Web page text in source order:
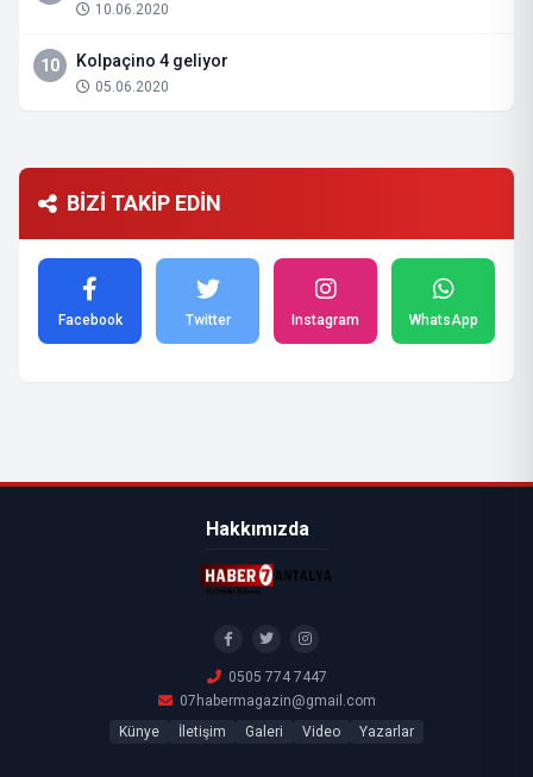
10.06.2020
10 Kolpaçino 4 geliyor
05.06.2020
BİZİ TAKİP EDİN
Facebook Twitter Instagram WhatsApp
Hakkımızda
0505 774 7447
07habermagazin@gmail.com
Künye
İletişim Galeri Video Yazarlar